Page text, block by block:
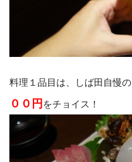
料理１品目は、しば田自慢の
００円 をチョイス！